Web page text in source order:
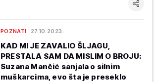
POZNATI 27.10.2023.
KAD MI JE ZAVALIO ŠLJAGU,
PRESTALA SAM DA MISLIM O BROJU:
Suzana Mančić sanjala o silnim
muškarcima, evo šta je preseklo